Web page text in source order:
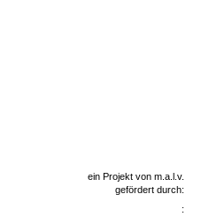
ein Projekt von m.a.l.v.
gefördert durch:
: